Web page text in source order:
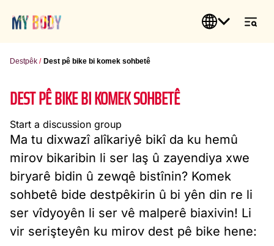
Destpêk Dest pê bike bi komek sohbetê
DEST PÊ BIKE BI KOMEK SOHBETÊ
Start a discussion group
Ma tu dixwazî alîkariyê bikî da ku hemû
mirov bikaribin li ser laş û zayendiya xwe
biryarê bidin û zewqê bistînin? Komek
sohbetê bide destpêkirin û bi yên din re li
ser vîdyoyên li ser vê malperê biaxivin! Li
vir serişteyên ku mirov dest pê bike hene: